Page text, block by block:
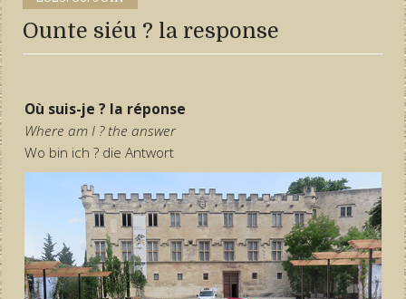
Ounte siéu ? la response
Où suis-je ? la réponse
Where am I ? the answer
Wo bin ich ? die Antwort